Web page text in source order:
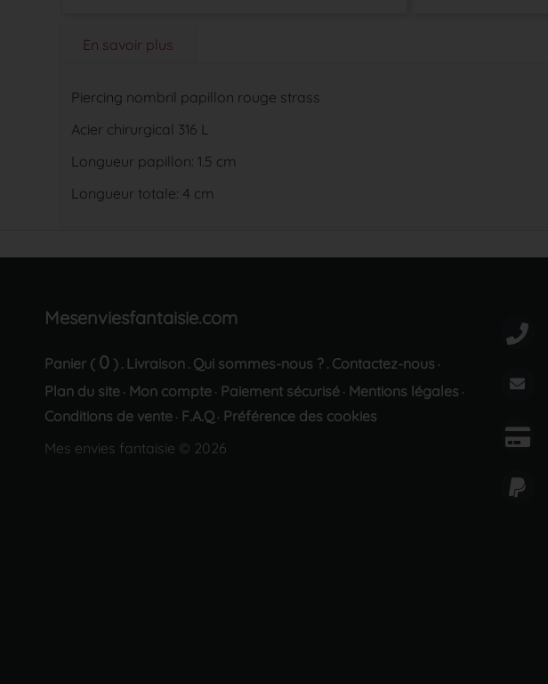
En savoir plus
Piercing nombril papillon rouge strass
Acier chirurgical 316 L
Longueur papillon: 1.5 cm
Longueur totale: 4 cm
Mesenviesfantaisie.com
Panier ( 0 ) . Livraison . Qui sommes-nous ? . Contactez-nous ·
Plan du site · Mon compte · Paiement sécurisé · Mentions légales ·
Conditions de vente · F.A.Q · Préférence des cookies
Mes envies fantaisie © 2026